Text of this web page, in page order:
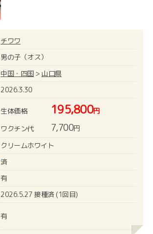
チワワ
男の子（オス）
中国・四国 > 山口県
2026.3.30
生体価格 195,800円
ワクチン代
7,700円
クリームホワイト
済
有
2026.5.27 接種済 (1回目)
有